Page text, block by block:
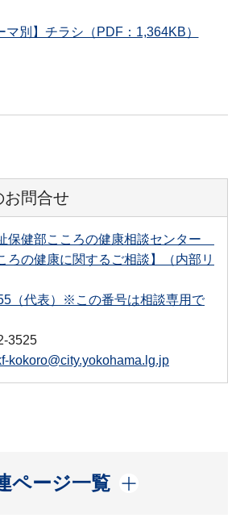
マ別】チラシ（PDF：1,364KB）
お問合せ
保健部こころの健康相談センター
の健康に関するご相談】（内部リ
（代表）※この番号は相談専用で
3525
kokoro@city.yokohama.lg.jp
ページ一覧
開く